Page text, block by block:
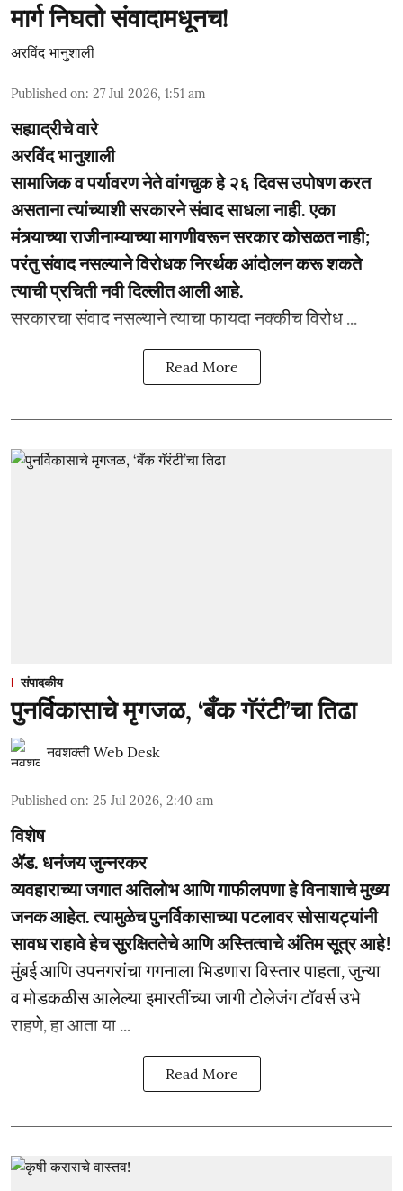
मार्ग निघतो संवादामधूनच!
अरविंद भानुशाली
Published on: 27 Jul 2026, 1:51 am
सह्याद्रीचे वारे
अरविंद भानुशाली
सामाजिक व पर्यावरण नेते वांगचुक हे २६ दिवस उपोषण करत
असताना त्यांच्याशी सरकारने संवाद साधला नाही. एका
मंत्र्याच्या राजीनाम्याच्या मागणीवरून सरकार कोसळत नाही;
परंतु संवाद नसल्याने विरोधक निरर्थक आंदोलन करू शकते
त्याची प्रचिती नवी दिल्लीत आली आहे.
सरकारचा संवाद नसल्याने त्याचा फायदा नक्कीच विरोध ...
Read More
संपादकीय
पुनर्विकासाचे मृगजळ, ‘बँक गॅरंटी’चा तिढा
नवशक्ती Web Desk
Published on: 25 Jul 2026, 2:40 am
विशेष
ॲड. धनंजय जुन्नरकर
व्यवहाराच्या जगात अतिलोभ आणि गाफीलपणा हे विनाशाचे मुख्य
जनक आहेत. त्यामुळेच पुनर्विकासाच्या पटलावर सोसायट्यांनी
सावध राहावे हेच सुरक्षिततेचे आणि अस्तित्वाचे अंतिम सूत्र आहे!
मुंबई आणि उपनगरांचा गगनाला भिडणारा विस्तार पाहता, जुन्या
व मोडकळीस आलेल्या इमारतींच्या जागी टोलेजंग टॉवर्स उभे
राहणे, हा आता या ...
Read More